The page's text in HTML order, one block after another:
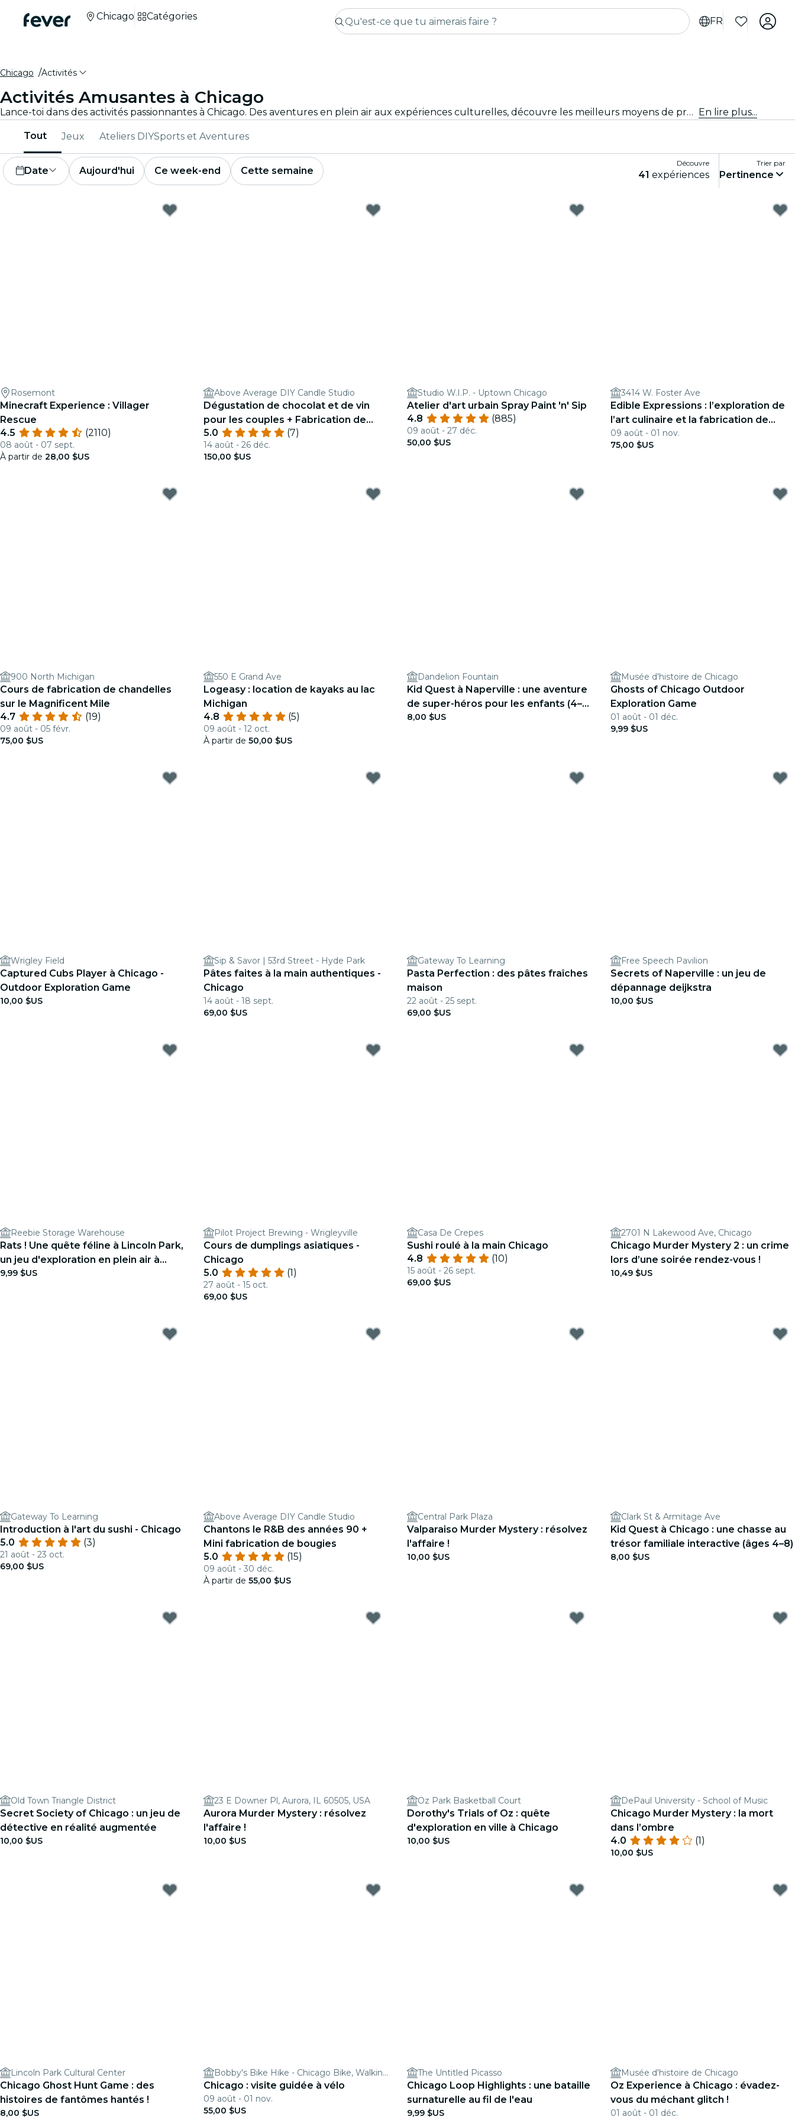
FR
Chicago Catégories
Chicago Activités
Activités Amusantes à Chicago
Lance-toi dans des activités passionnantes à Chicago. Des aventures en plein air aux expériences culturelles, découvre les meilleurs moyens de profiter au maximum de ton temps. En lire plus...
Tout Jeux Ateliers DIYSports et Aventures
Date Aujourd'hui Ce week-end Cette semaine
Découvre
41 expériences
Trier par
Pertinence
Rosemont
Minecraft Experience : Villager
Rescue
4.5
(2110)
08 août - 07 sept.
À partir de 28,00 $US
Above Average DIY Candle Studio
Dégustation de chocolat et de vin
pour les couples + Fabrication de
bougies
5.0 (7)
14 août - 26 déc.
150,00 $US
Studio W.I.P. - Uptown Chicago
Atelier d'art urbain Spray Paint 'n' Sip
4.8
(885)
09 août - 27 déc.
50,00 $US
3414 W. Foster Ave
Edible Expressions : l’exploration de
l’art culinaire et la fabrication de
bougies
09 août - 01 nov.
75,00 $US
900 North Michigan
Cours de fabrication de chandelles
sur le Magnificent Mile
4.7
(19)
09 août - 05 févr.
75,00 $US
550 E Grand Ave
Logeasy : location de kayaks au lac
Michigan
4.8
(5)
09 août - 12 oct.
À partir de 50,00 $US
Dandelion Fountain
Kid Quest à Naperville : une aventure
de super-héros pour les enfants (4–8
ans)
8,00 $US
Musée d'histoire de Chicago
Ghosts of Chicago Outdoor
Exploration Game
01 août - 01 déc.
9,99 $US
Wrigley Field
Captured Cubs Player à Chicago -
Outdoor Exploration Game
10,00 $US
Sip & Savor | 53rd Street - Hyde Park
Pâtes faites à la main authentiques -
Chicago
14 août - 18 sept.
69,00 $US
Gateway To Learning
Pasta Perfection : des pâtes fraîches
maison
22 août - 25 sept.
69,00 $US
Free Speech Pavilion
Secrets of Naperville : un jeu de
dépannage deijkstra
10,00 $US
Reebie Storage Warehouse
Rats ! Une quête féline à Lincoln Park,
un jeu d'exploration en plein air à
Chicago
9,99 $US
Pilot Project Brewing - Wrigleyville
Cours de dumplings asiatiques -
Chicago
5.0
(1)
27 août - 15 oct.
69,00 $US
Casa De Crepes
Sushi roulé à la main Chicago
4.8
(10)
15 août - 26 sept.
69,00 $US
2701 N Lakewood Ave, Chicago
Chicago Murder Mystery 2 : un crime
lors d’une soirée rendez-vous !
10,49 $US
Gateway To Learning
Introduction à l'art du sushi - Chicago
5.0
(3)
21 août - 23 oct.
69,00 $US
Above Average DIY Candle Studio
Chantons le R&B des années 90 +
Mini fabrication de bougies
5.0
(15)
09 août - 30 déc.
À partir de 55,00 $US
Central Park Plaza
Valparaiso Murder Mystery : résolvez
l'affaire !
10,00 $US
Clark St & Armitage Ave
Kid Quest à Chicago : une chasse au
trésor familiale interactive (âges 4–8)
8,00 $US
Old Town Triangle District
Secret Society of Chicago : un jeu de
détective en réalité augmentée
10,00 $US
23 E Downer Pl, Aurora, IL 60505, USA
Aurora Murder Mystery : résolvez
l'affaire !
10,00 $US
Oz Park Basketball Court
Dorothy's Trials of Oz : quête
d'exploration en ville à Chicago
10,00 $US
DePaul University - School of Music
Chicago Murder Mystery : la mort
dans l’ombre
4.0
(1)
10,00 $US
Lincoln Park Cultural Center
Chicago Ghost Hunt Game : des
histoires de fantômes hantés !
8,00 $US
Bobby's Bike Hike - Chicago Bike, Walking & Food Tours
Chicago : visite guidée à vélo
09 août - 01 nov.
55,00 $US
The Untitled Picasso
Chicago Loop Highlights : une bataille
surnaturelle au fil de l'eau
9,99 $US
Musée d'histoire de Chicago
Oz Experience à Chicago : évadez-
vous du méchant glitch !
01 août - 01 déc.